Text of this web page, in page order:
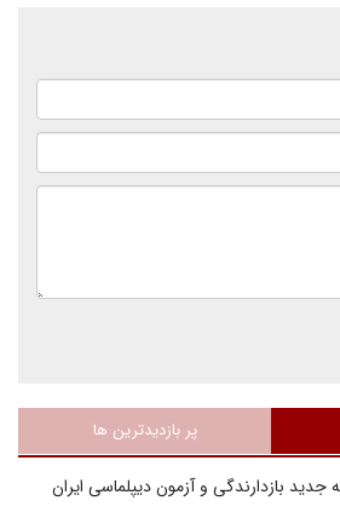
پر بازدیدترین ها
بازدارندگی و آزمون دیپلماسی ایران